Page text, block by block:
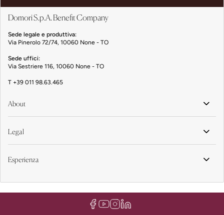
Domori S.p.A. Benefit Company
Sede legale e produttiva:
Via Pinerolo 72/74, 10060 None - TO
Sede uffici:
Via Sestriere 116, 10060 None - TO
T +39 011 98.63.465
About
Legal
Esperienza